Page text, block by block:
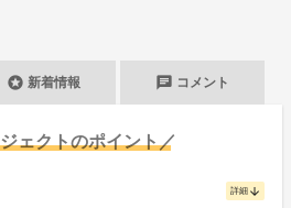
stars 新着情報 chat コメント
ェクトのポイント／
詳細 arrow_downward